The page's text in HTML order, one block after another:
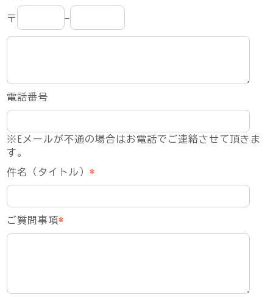
〒 -
電話番号
※Eメールが不通の場合はお電話でご連絡させて頂きま
す。
件名（タイトル）*
ご質問事項*